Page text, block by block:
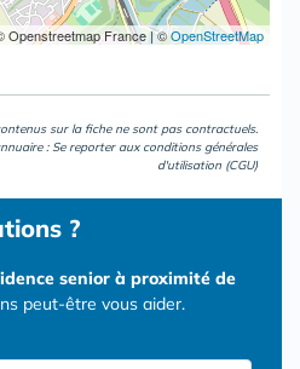
Openstreetmap France | ©OpenStreetMap
sur la fiche ne sont pas contractuels.
: Se reporter aux conditions générales
d'utilisation (CGU)
?
senior à proximité de
peut-être vous aider.